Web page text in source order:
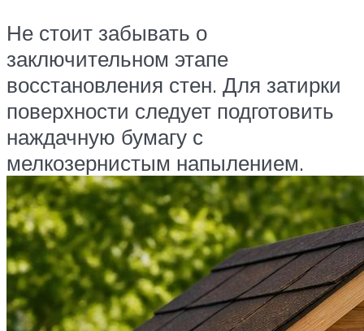
Не стоит забывать о
заключительном этапе
восстановления стен. Для затирки
поверхности следует подготовить
наждачную бумагу с
мелкозернистым напылением.